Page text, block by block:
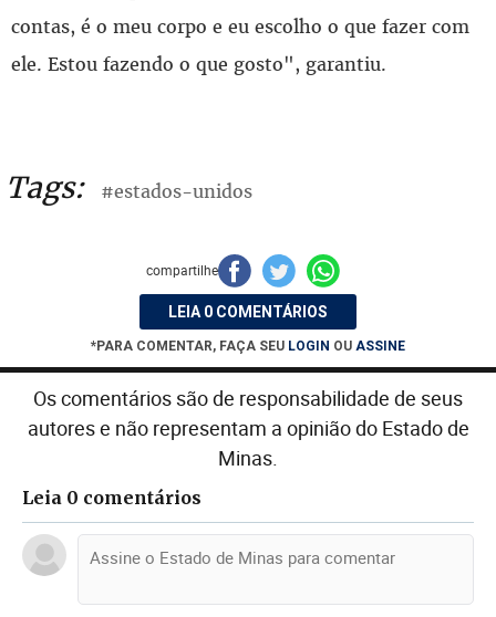
contas, é o meu corpo e eu escolho o que fazer com
ele. Estou fazendo o que gosto", garantiu.
Tags: #estados-unidos
compartilhe
LEIA 0 COMENTÁRIOS
*PARA COMENTAR, FAÇA SEU LOGIN OU ASSINE
Os comentários são de responsabilidade de seus
autores e não representam a opinião do Estado de
Minas.
Leia 0 comentários